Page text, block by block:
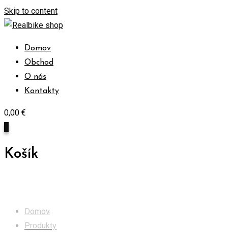
Skip to content
Domov
Obchod
O nás
Kontakty
0,00 €
Košík
Domov
Produkty